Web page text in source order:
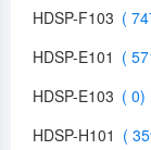
HDSP-F103
HDSP-E101
HDSP-E103
HDSP-H101